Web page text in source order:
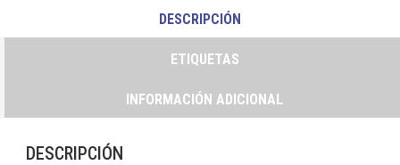
DESCRIPCIÓN
ETIQUETAS
INFORMACIÓN ADICIONAL
DESCRIPCIÓN